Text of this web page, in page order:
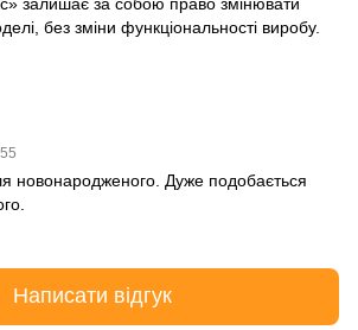
без зміни функціональності виробу.
новонародженого. Дуже подобається
Написати відгук